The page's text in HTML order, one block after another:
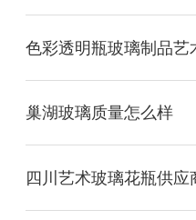
色彩透明瓶玻璃制品艺
巢湖玻璃质量怎么样
四川艺术玻璃花瓶供应